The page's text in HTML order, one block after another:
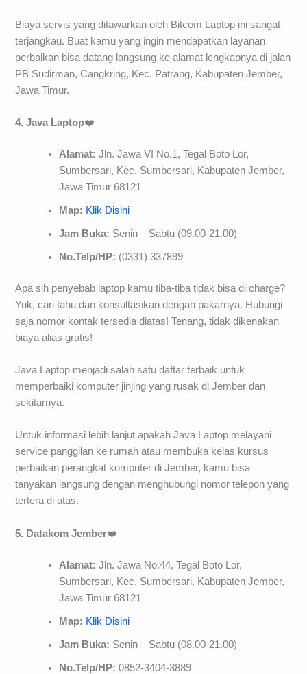
Biaya servis yang ditawarkan oleh Bitcom Laptop ini sangat
terjangkau. Buat kamu yang ingin mendapatkan layanan
perbaikan bisa datang langsung ke alamat lengkapnya di jalan
PB Sudirman, Cangkring, Kec. Patrang, Kabupaten Jember,
Jawa Timur.
4. Java Laptop❤️
Alamat: Jln. Jawa VI No.1, Tegal Boto Lor,
Sumbersari, Kec. Sumbersari, Kabupaten Jember,
Jawa Timur 68121
Map: Klik Disini
Jam Buka: Senin – Sabtu (09.00-21.00)
No.Telp/HP: (0331) 337899
Apa sih penyebab laptop kamu tiba-tiba tidak bisa di charge?
Yuk, cari tahu dan konsultasikan dengan pakarnya. Hubungi
saja nomor kontak tersedia diatas! Tenang, tidak dikenakan
biaya alias gratis!
Java Laptop menjadi salah satu daftar terbaik untuk
memperbaiki komputer jinjing yang rusak di Jember dan
sekitarnya.
Untuk informasi lebih lanjut apakah Java Laptop melayani
service panggilan ke rumah atau membuka kelas kursus
perbaikan perangkat komputer di Jember, kamu bisa
tanyakan langsung dengan menghubungi nomor telepon yang
tertera di atas.
5. Datakom Jember❤️
Alamat: Jln. Jawa No.44, Tegal Boto Lor,
Sumbersari, Kec. Sumbersari, Kabupaten Jember,
Jawa Timur 68121
Map: Klik Disini
Jam Buka: Senin – Sabtu (08.00-21.00)
No.Telp/HP: 0852-3404-3889